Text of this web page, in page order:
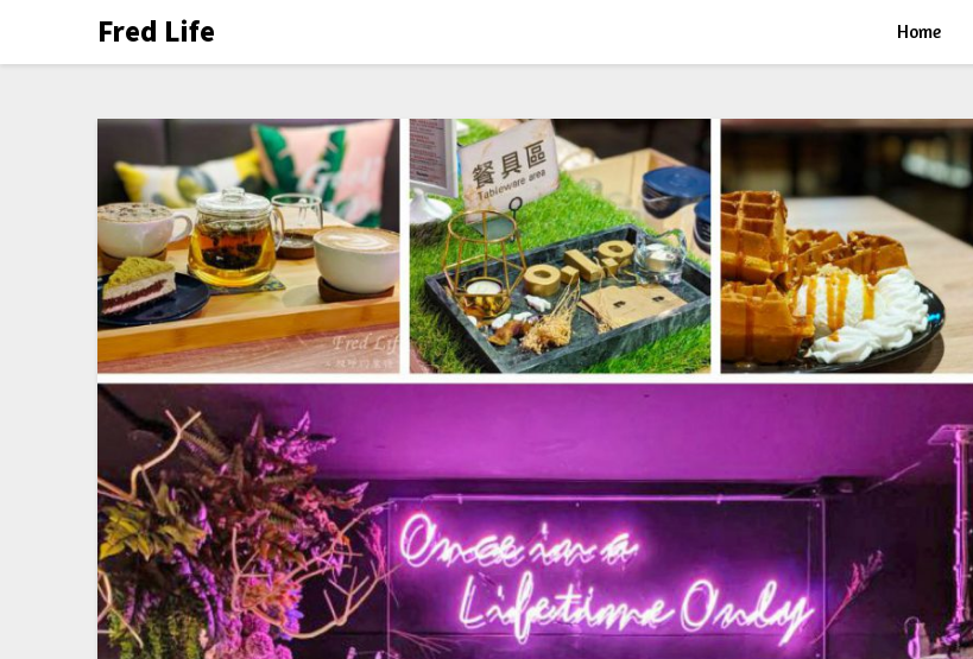
Fred Life Home